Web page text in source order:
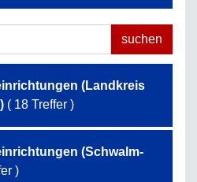
(Landkreis
( 18 Treffer )
(Schwalm-
)